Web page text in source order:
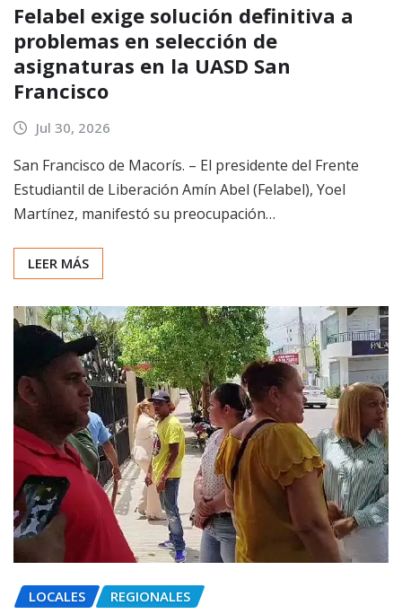
Felabel exige solución definitiva a
problemas en selección de
asignaturas en la UASD San
Francisco
Jul 30, 2026
San Francisco de Macorís. – El presidente del Frente
Estudiantil de Liberación Amín Abel (Felabel), Yoel
Martínez, manifestó su preocupación…
LEER MÁS
LOCALES REGIONALES